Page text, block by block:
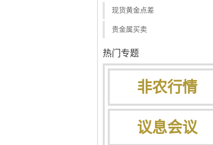
现货黄金点差
贵金属买卖
热门专题
非农行情
议息会议